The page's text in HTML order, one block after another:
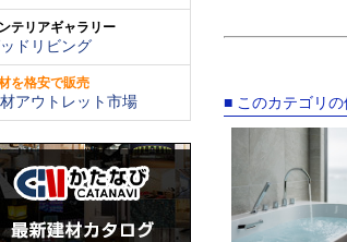
テリアギャラリー
ドリビング
を格安で販売
アウトレット市場 ■ このカテゴリの